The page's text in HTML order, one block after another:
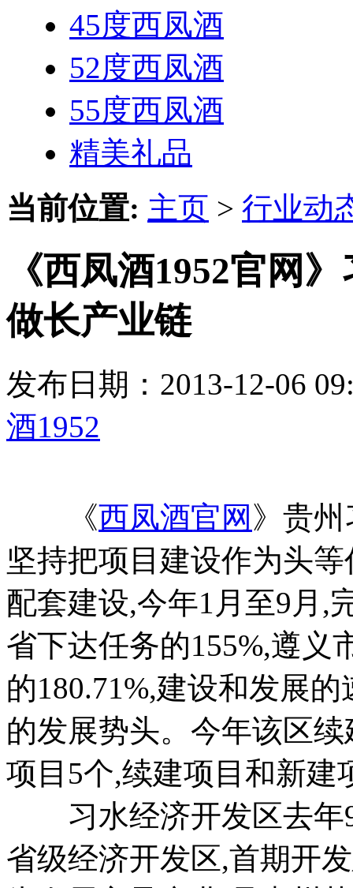
45度西凤酒
52度西凤酒
55度西凤酒
精美礼品
当前位置: 主页 > 行业动
《西凤酒1952官网
做长产业链
发布日期：2013-12-06
酒1952
《西凤酒官网 》贵
坚持把项目建设作为头
配套建设,今年1月至9月,
省下达任务的155%,遵义
的180.71%,建设和发展
的发展势头。今年该区
项目5个,续建项目和新建
习水经济开发区去年9
省级经济开发区,首期开